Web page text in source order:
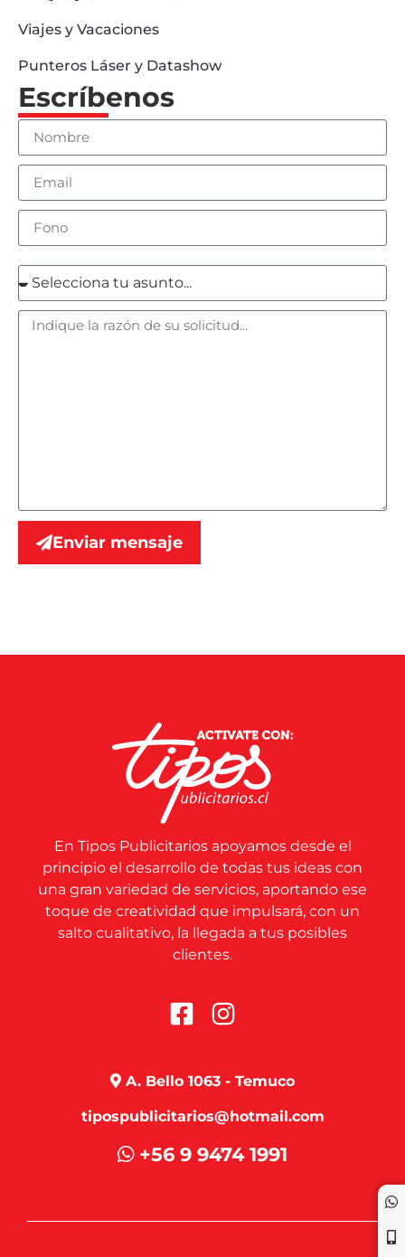
Viajes y Vacaciones
Punteros Láser y Datashow
Escríbenos
Enviar mensaje
En Tipos Publicitarios apoyamos desde el
principio el desarrollo de todas tus ideas con
una gran variedad de servicios, aportando ese
toque de creatividad que impulsará, con un
salto cualitativo, la llegada a tus posibles
clientes.
A. Bello 1063 - Temuco
tipospublicitarios@hotmail.com
+56 9 9474 1991